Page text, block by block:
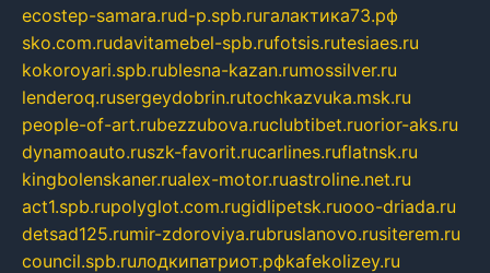
ecostep-samara.rud-p.spb.ruгалактика73.рф
sko.com.rudavitamebel-spb.rufotsis.rutesiaes.ru
kokoroyari.spb.rublesna-kazan.rumossilver.ru
lenderoq.rusergeydobrin.rutochkazvuka.msk.ru
people-of-art.rubezzubova.ruclubtibet.ruorior-aks.ru
dynamoauto.ruszk-favorit.rucarlines.ruflatnsk.ru
kingbolenskaner.rualex-motor.ruastroline.net.ru
act1.spb.rupolyglot.com.rugidlipetsk.ruooo-driada.ru
detsad125.rumir-zdoroviya.rubruslanovo.rusiterem.ru
council.spb.ruлодкипатриот.рфkafekolizey.ru